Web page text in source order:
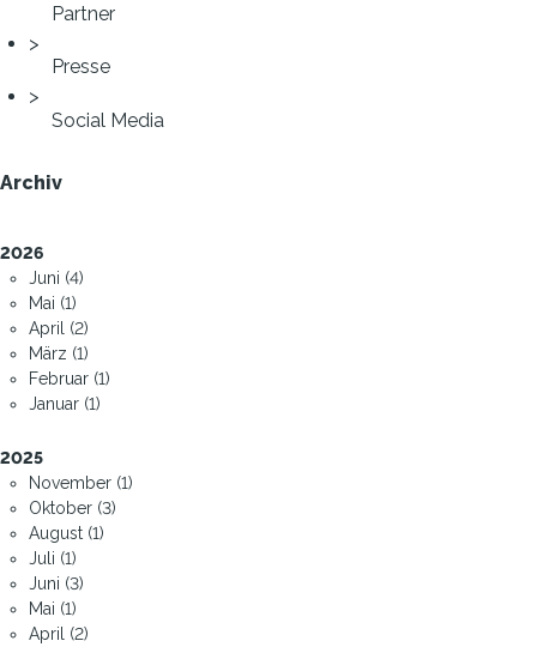
Partner
Presse
Social Media
Archiv
2026
Juni (4)
Mai (1)
April (2)
März (1)
Februar (1)
Januar (1)
2025
November (1)
Oktober (3)
August (1)
Juli (1)
Juni (3)
Mai (1)
April (2)